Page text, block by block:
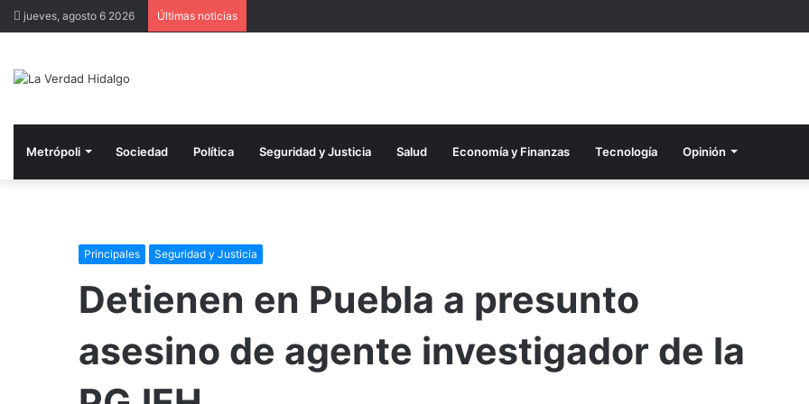
jueves, agosto 6 2026 Últimas noticias
Metrópoli Sociedad Política Seguridad y Justicia Salud Economía y Finanzas Tecnología Opinión
Principales Seguridad y Justicia
Detienen en Puebla a presunto
asesino de agente investigador de la